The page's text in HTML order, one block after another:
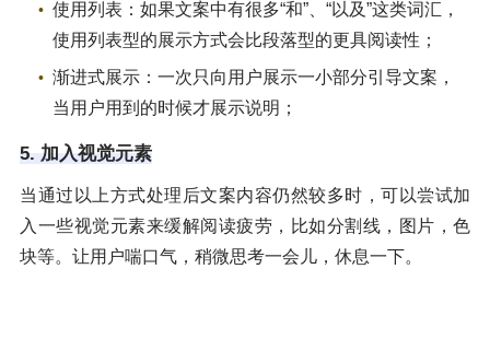
使用列表：如果文案中有很多“和”、“以及”这类词汇，
使用列表型的展示方式会比段落型的更具阅读性；
渐进式展示：一次只向用户展示一小部分引导文案，
当用户用到的时候才展示说明；
5. 加入视觉元素
当通过以上方式处理后文案内容仍然较多时，可以尝试加
入一些视觉元素来缓解阅读疲劳，比如分割线，图片，色
块等。让用户喘口气，稍微思考一会儿，休息一下。